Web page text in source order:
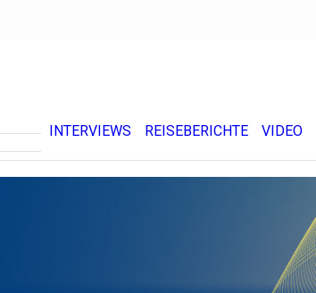
INTERVIEWS REISEBERICHTE VIDEO